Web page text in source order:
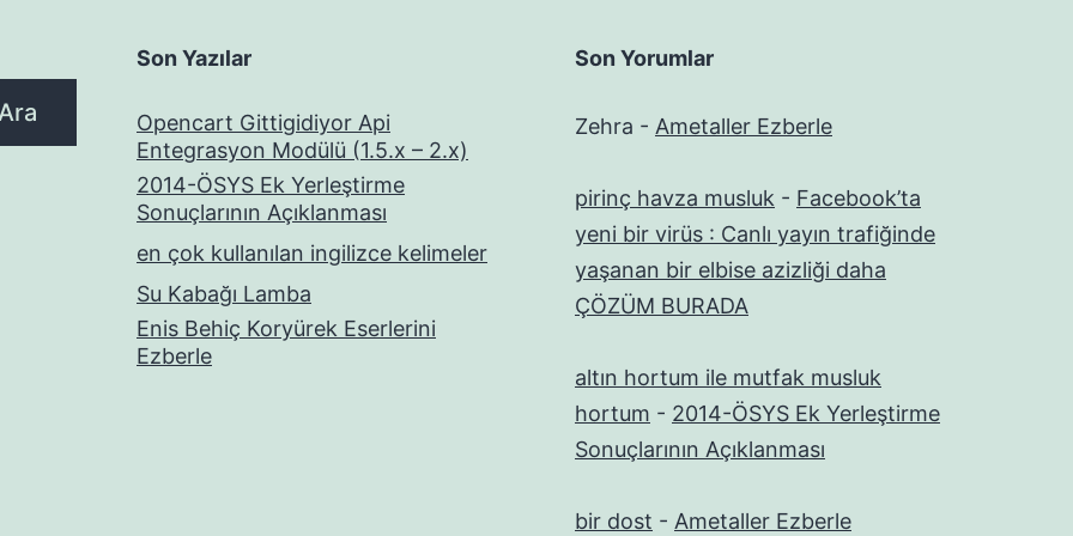
Son Yazılar
Opencart Gittigidiyor Api
Entegrasyon Modülü (1.5.x – 2.x)
2014-ÖSYS Ek Yerleştirme
Sonuçlarının Açıklanması
en çok kullanılan ingilizce kelimeler
Su Kabağı Lamba
Enis Behiç Koryürek Eserlerini
Ezberle
Son Yorumlar
Zehra - Ametaller Ezberle
pirinç havza musluk - Facebook’ta
yeni bir virüs : Canlı yayın trafiğinde
yaşanan bir elbise azizliği daha
ÇÖZÜM BURADA
altın hortum ile mutfak musluk
hortum - 2014-ÖSYS Ek Yerleştirme
Sonuçlarının Açıklanması
bir dost - Ametaller Ezberle